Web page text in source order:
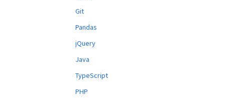
Git
Pandas
jQuery
Java
TypeScript
PHP